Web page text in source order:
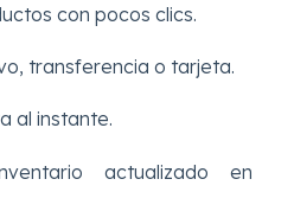
con pocos clics.
transferencia o tarjeta.
al instante.
actualizado en